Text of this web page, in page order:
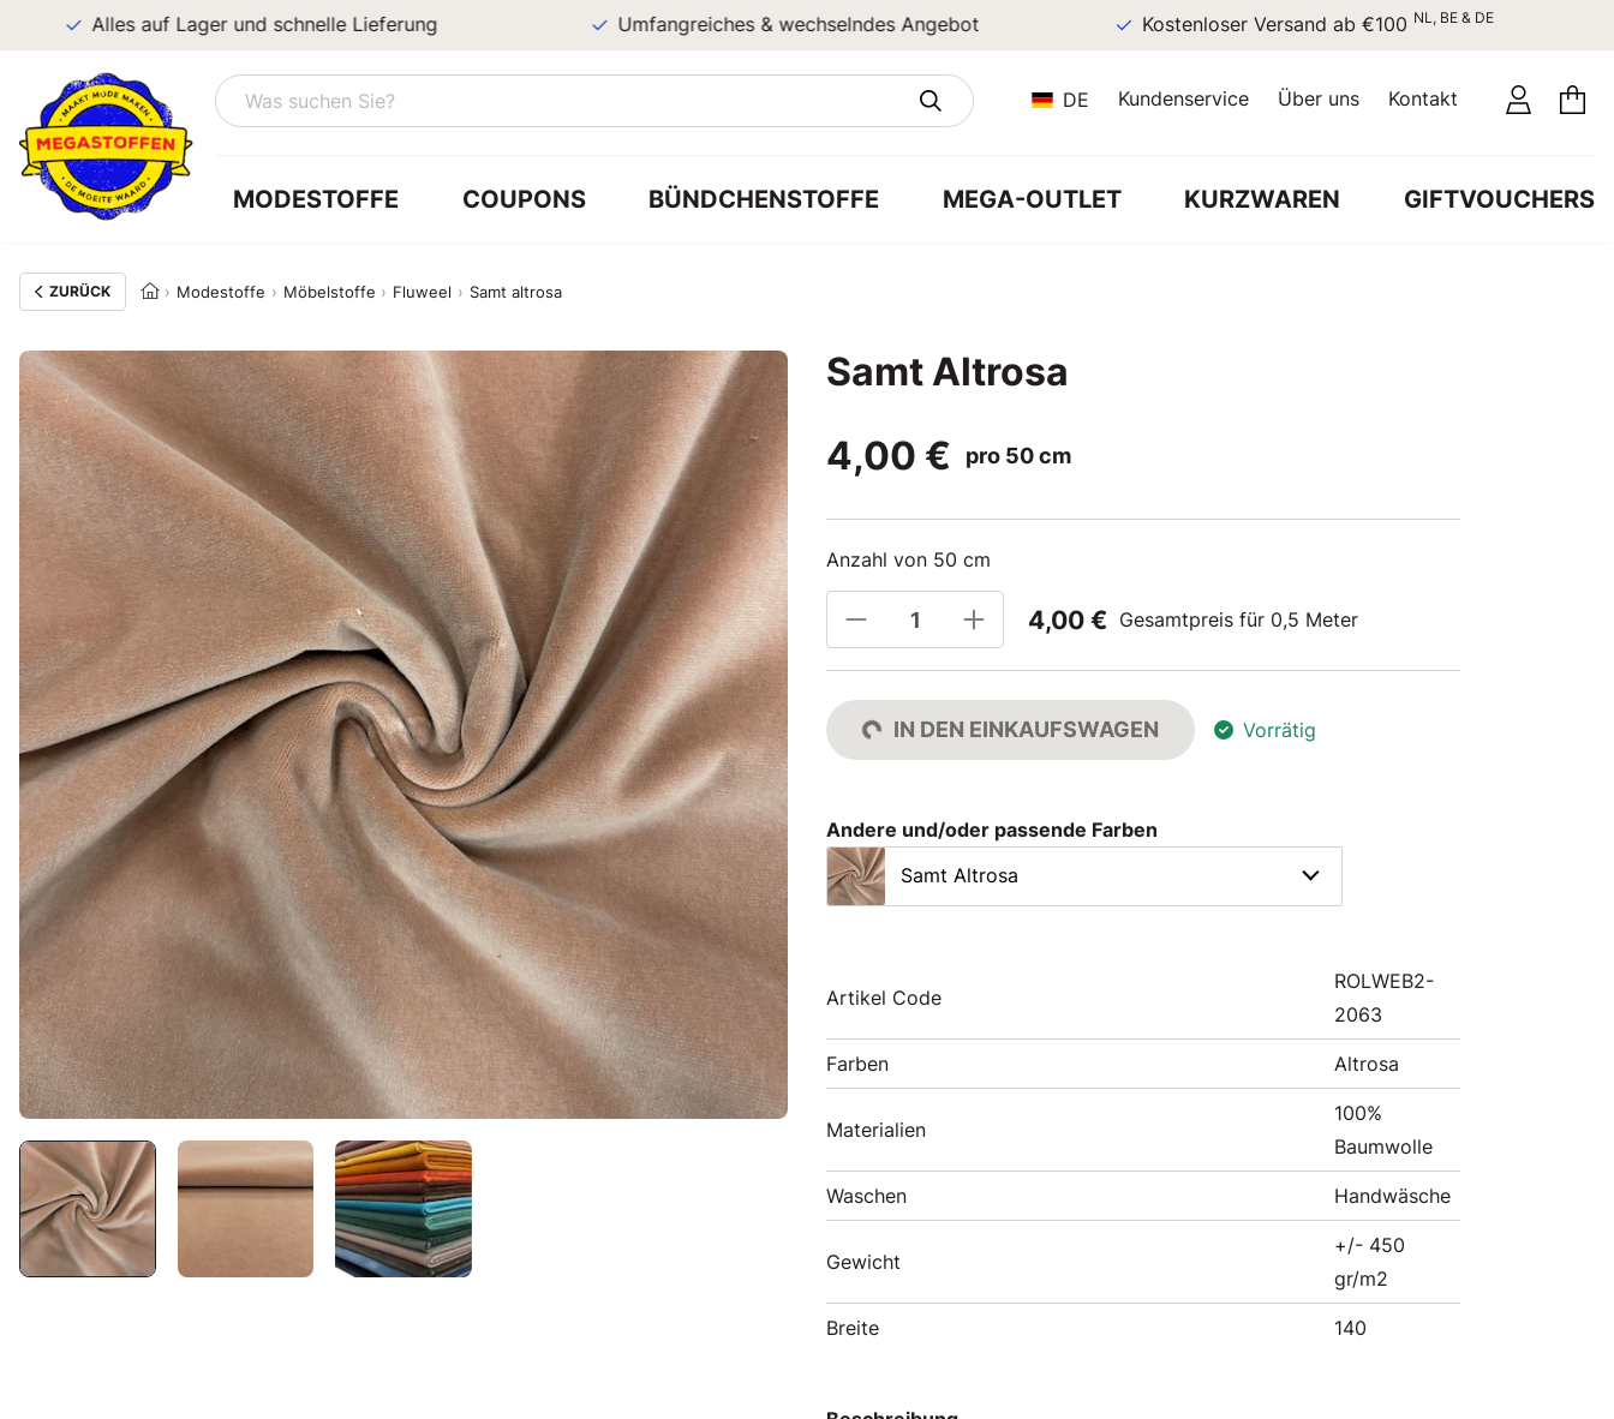
Alles auf Lager und schnelle Lieferung Umfangreiches & wechselndes Angebot Kostenloser Versand ab €100NL, BE & DE
DE Kundenservice Über uns Kontakt
MODESTOFFE COUPONS BÜNDCHENSTOFFE MEGA-OUTLET KURZWAREN GIFTVOUCHERS
ZURÜCK Modestoffe Möbelstoffe Fluweel Samt altrosa
Samt Altrosa
4,00 €
pro 50 cm
Anzahl von 50 cm
4,00 € Gesamtpreis für 0,5 Meter
IN DEN EINKAUFSWAGEN Vorrätig
Andere und/oder passende Farben
Samt Altrosa
Artikel Code
ROLWEB2-
2063
Farben Altrosa
Materialien
100%
Baumwolle
Waschen Handwäsche
Gewicht
+/- 450
gr/m2
Breite 140